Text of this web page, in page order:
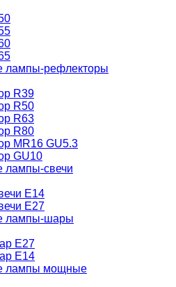
лампы-рефлекторы
R39
R50
R63
R80
MR16 GU5.3
GU10
лампы-свечи
Е14
Е27
лампы-шары
E27
Е14
лампы мощные